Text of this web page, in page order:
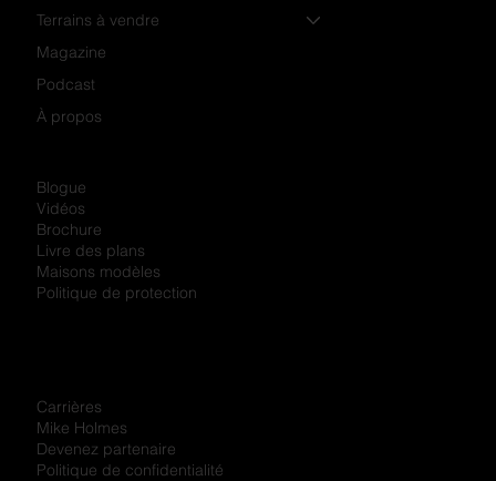
Terrains à vendre
Magazine
Podcast
À propos
Blogue
Vidéos
Brochure
Livre des plans
Maisons modèles
Politique de protection
Carrières
Mike Holmes
Devenez partenaire
Politique de confidentialité